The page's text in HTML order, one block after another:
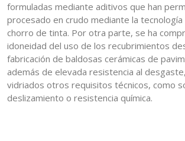
formuladas mediante aditivos que han
procesado en crudo mediante la
chorro de tinta. Por otra parte, se ha
idoneidad del uso de los recubrimientos
fabricación de baldosas cerámicas de
además de elevada resistencia al
vidriados otros requisitos técnicos, como
deslizamiento o resistencia química.